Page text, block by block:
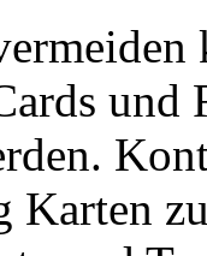
und
Karten